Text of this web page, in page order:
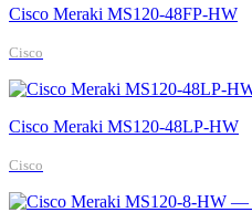
Cisco Meraki MS120-48FP-HW
Cisco
Cisco Meraki MS120-48LP-HW
Cisco